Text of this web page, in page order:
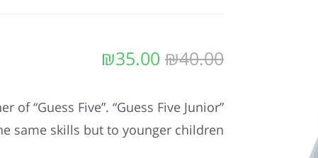
₪40.00
₪35.00
of “Guess Five”. “Guess Five Junior”
same skills but to younger children.